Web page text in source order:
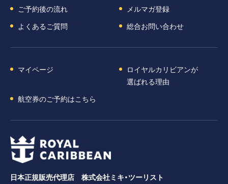
ご予約後の流れ
メルマガ登録
よくあるご質問
総合お問い合わせ
マイページ
ロイヤルカリビアンが
選ばれる理由
航空券のご予約はこちら
日本正規販売代理店 株式会社ミキ・ツーリスト